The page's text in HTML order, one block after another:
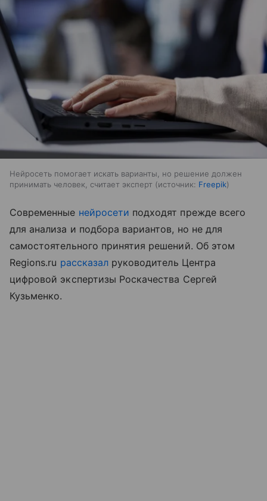
Нейросеть помогает искать варианты, но решение должен
принимать человек, считает эксперт
источник: Freepik
Cовременные нейросети подходят прежде всего
для анализа и подбора вариантов, но не для
самостоятельного принятия решений. Об этом
Regions.ru рассказалруководитель Центра
цифровой экспертизы Роскачества Сергей
Кузьменко.